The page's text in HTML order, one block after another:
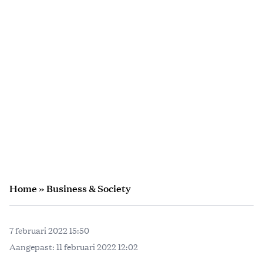
Home»Business & Society
7 februari 2022 15:50
Aangepast: 11 februari 2022 12:02